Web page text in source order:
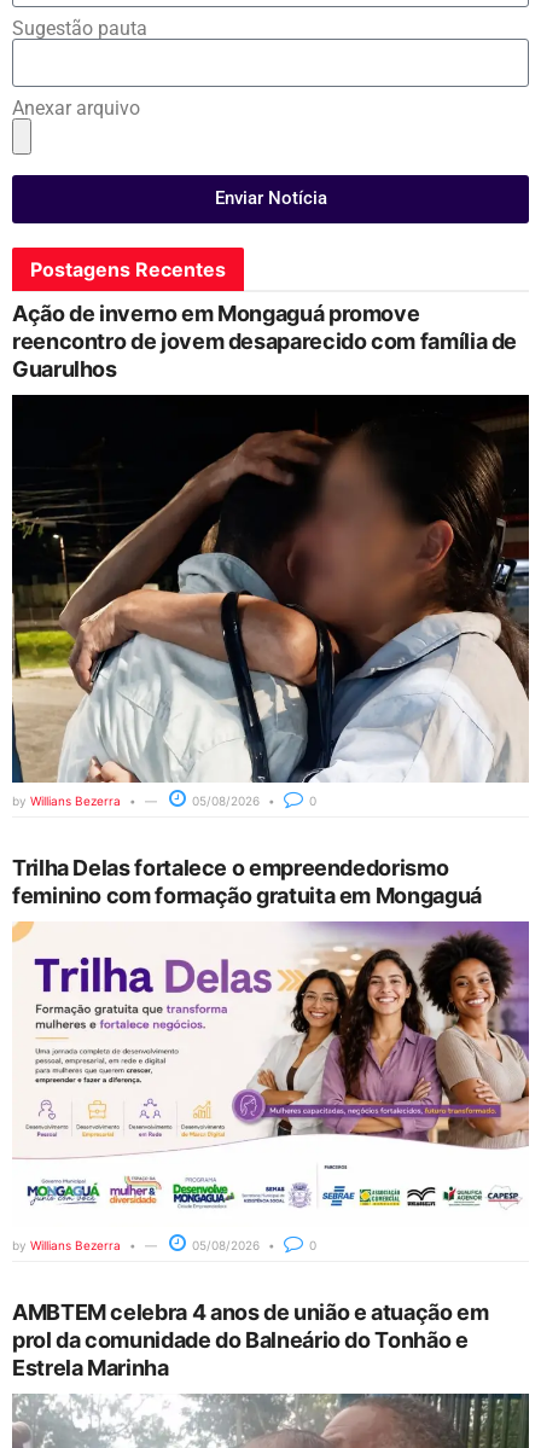
Sugestão pauta
Anexar arquivo
Enviar Notícia
Postagens Recentes
Ação de inverno em Mongaguá promove
reencontro de jovem desaparecido com família de
Guarulhos
by Willians Bezerra 05/08/2026 0
Trilha Delas fortalece o empreendedorismo
feminino com formação gratuita em Mongaguá
by Willians Bezerra 05/08/2026 0
AMBTEM celebra 4 anos de união e atuação em
prol da comunidade do Balneário do Tonhão e
Estrela Marinha